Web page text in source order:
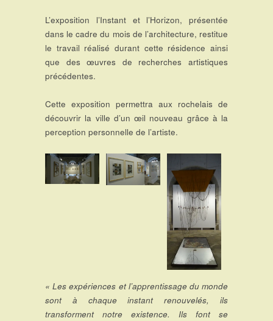
L’exposition l’Instant et l’Horizon, présentée
dans le cadre du mois de l’architecture, restitue
le travail réalisé durant cette résidence ainsi
que des œuvres de recherches artistiques
précédentes.
Cette exposition permettra aux rochelais de
découvrir la ville d’un œil nouveau grâce à la
perception personnelle de l’artiste.
« Les expériences et l’apprentissage du monde
sont à chaque instant renouvelés, ils
transforment notre existence. Ils font se